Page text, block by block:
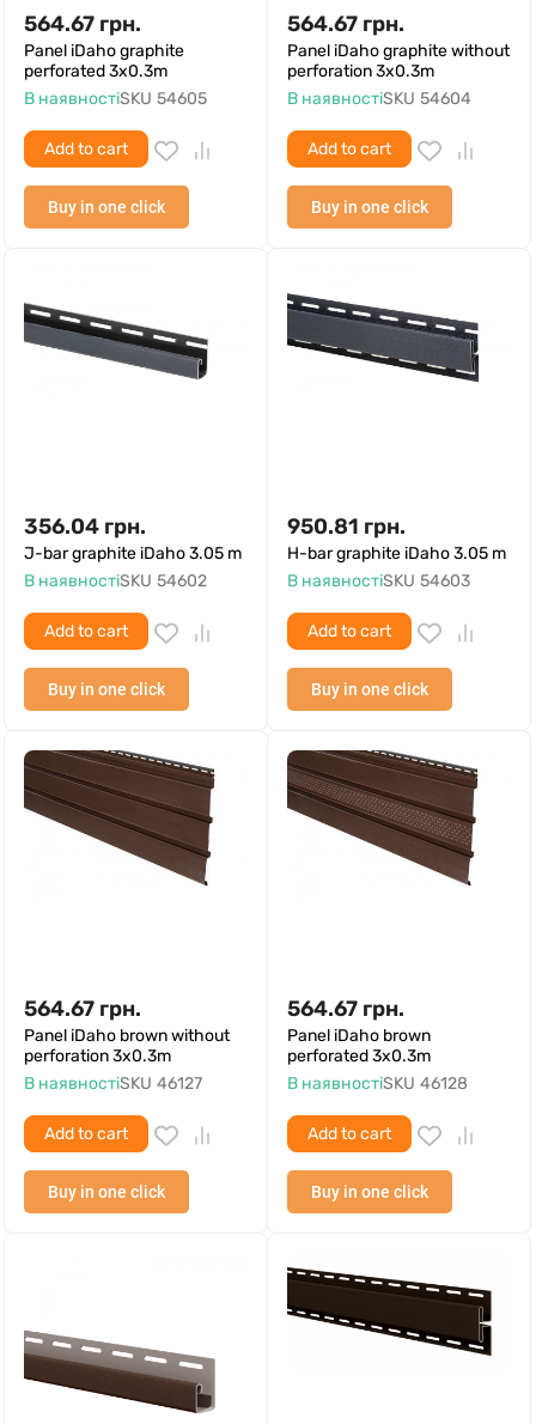
564.67 грн.
Panel iDaho graphite
perforated 3x0.3m
В наявностіSKU 54605
Add to cart
Buy in one click
564.67 грн.
Panel iDaho graphite without
perforation 3x0.3m
В наявностіSKU 54604
Add to cart
Buy in one click
356.04 грн.
J-bar graphite iDaho 3.05 m
В наявностіSKU 54602
Add to cart
Buy in one click
950.81 грн.
H-bar graphite iDaho 3.05 m
В наявностіSKU 54603
Add to cart
Buy in one click
564.67 грн.
Panel iDaho brown without
perforation 3x0.3m
В наявностіSKU 46127
Add to cart
Buy in one click
564.67 грн.
Panel iDaho brown
perforated 3x0.3m
В наявностіSKU 46128
Add to cart
Buy in one click